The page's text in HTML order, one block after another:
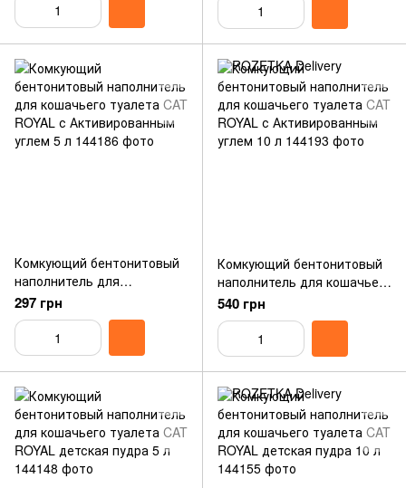
Комкующий бентонитовый
наполнитель для
кошачьего туалета CAT
ROYAL с Активированным
углем 5 л
297 грн
Комкующий бентонитовый
наполнитель для кошачьего
туалета CAT ROYAL с
Активированным углем 10 л
540 грн